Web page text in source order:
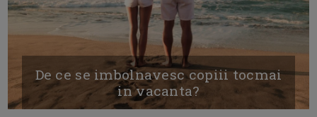
De ce se imbolnavesc copiii tocmai
in vacanta?